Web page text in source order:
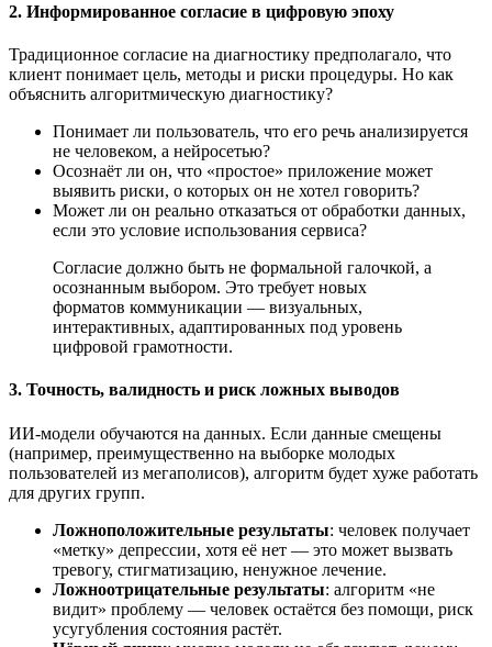
2. Информированное согласие в цифровую эпоху
Традиционное согласие на диагностику предполагало, что
клиент понимает цель, методы и риски процедуры. Но как
объяснить алгоритмическую диагностику?
Понимает ли пользователь, что его речь анализируется
не человеком, а нейросетью?
Осознаёт ли он, что «простое» приложение может
выявить риски, о которых он не хотел говорить?
Может ли он реально отказаться от обработки данных,
если это условие использования сервиса?
Согласие должно быть не формальной галочкой, а
осознанным выбором. Это требует новых
форматов коммуникации — визуальных,
интерактивных, адаптированных под уровень
цифровой грамотности.
3. Точность, валидность и риск ложных выводов
ИИ-модели обучаются на данных. Если данные смещены
(например, преимущественно на выборке молодых
пользователей из мегаполисов), алгоритм будет хуже работать
для других групп.
Ложноположительные результаты: человек получает
«метку» депрессии, хотя её нет — это может вызвать
тревогу, стигматизацию, ненужное лечение.
Ложноотрицательные результаты: алгоритм «не
видит» проблему — человек остаётся без помощи, риск
усугубления состояния растёт.